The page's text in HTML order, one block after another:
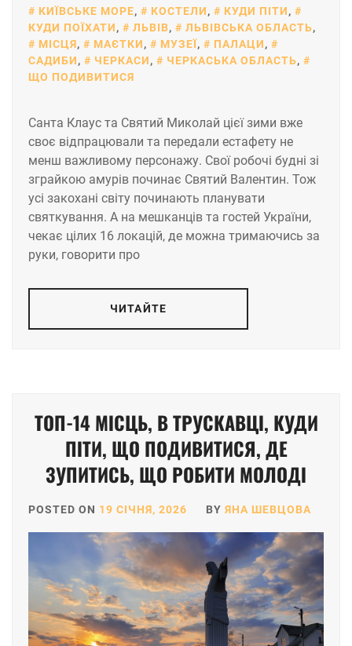
КИЇВСЬКЕ МОРЕ, КОСТЕЛИ, КУДИ ПІТИ,
КУДИ ПОЇХАТИ, ЛЬВІВ, ЛЬВІВСЬКА ОБЛАСТЬ,
МІСЦЯ, МАЄТКИ, МУЗЕЇ, ПАЛАЦИ,
САДИБИ, ЧЕРКАСИ, ЧЕРКАСЬКА ОБЛАСТЬ,
ЩО ПОДИВИТИСЯ
Санта Клаус та Святий Миколай цієї зими вже
своє відпрацювали та передали естафету не
менш важливому персонажу. Свої робочі будні зі
зграйкою амурів починає Святий Валентин. Тож
усі закохані світу починають планувати
святкування. А на мешканців та гостей України,
чекає цілих 16 локацій, де можна тримаючись за
руки, говорити про
ЧИТАЙТЕ
ТОП-14 МІСЦЬ, В ТРУСКАВЦІ, КУДИ
ПІТИ, ЩО ПОДИВИТИСЯ, ДЕ
ЗУПИТИСЬ, ЩО РОБИТИ МОЛОДІ
POSTED ON 19 СІЧНЯ, 2026 BY ЯНА ШЕВЦОВА